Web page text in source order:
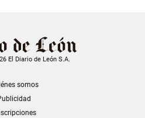
El Diario de León S.A.
somos